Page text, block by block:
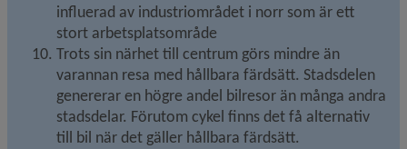
influerad av industriområdet i norr som är ett
stort arbetsplatsområde
Trots sin närhet till centrum görs mindre än
varannan resa med hållbara färdsätt. Stadsdelen
genererar en högre andel bilresor än många andra
stadsdelar. Förutom cykel finns det få alternativ
till bil när det gäller hållbara färdsätt.